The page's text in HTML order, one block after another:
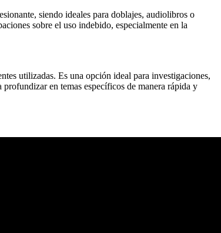
siendo ideales para doblajes, audiolibros o
sobre el uso indebido, especialmente en la
utilizadas. Es una opción ideal para investigaciones,
en temas específicos de manera rápida y